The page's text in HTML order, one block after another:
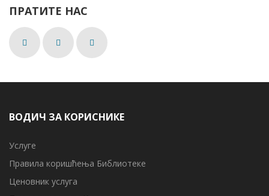
ПРАТИТЕ НАС
ВОДИЧ ЗА КОРИСНИКЕ
Услуге
Правила коришћења Библиотеке
Ценовник услуга